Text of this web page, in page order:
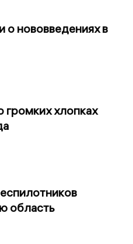
о нововведениях в
хлопках
область